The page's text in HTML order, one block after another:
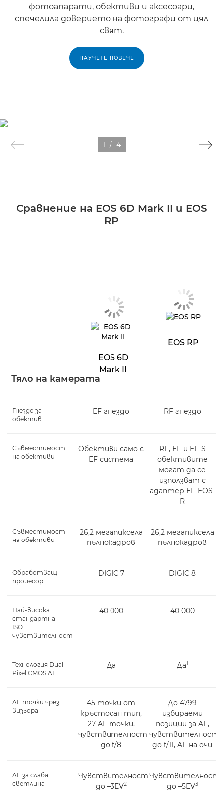
фотоапарати, обективи и аксесоари,
спечелила доверието на фотографи от цял
свят.
НАУЧЕТЕ ПОВЕЧЕ
1 / 4
Сравнение на EOS 6D Mark II и EOS
RP
Тяло на камерата
EOS 6D
Mark II
EOS RP
Гнездо за
обектив
EF гнездо RF гнездо
Съвместимост
на обективи
Обективи само с
EF система
RF, EF и EF-S
обективите
могат да се
използват с
адаптер EF-EOS-
R
Съвместимост
на обективи
26,2 мегапиксела
пълнокадров
26,2 мегапиксела
пълнокадров
Обработващ
процесор
DIGIC 7 DIGIC 8
Най-висока
стандартна
ISO
чувствителност
40 000 40 000
Технология Dual
Pixel CMOS AF
Да Да1
AF точки чрез
визьора
45 точки от
кръстосан тип,
27 AF точки,
чувствителност
до f/8
До 4799
избираеми
позиции за AF,
чувствителност
до f/11, AF на очи
AF за слаба
светлина
Чувствителност
до –3EV2
Чувствителност
до –5EV3